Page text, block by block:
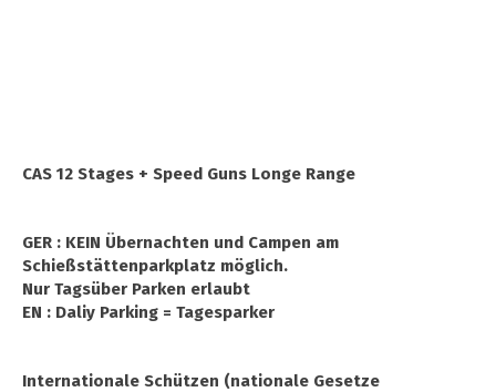
CAS 12 Stages + Speed Guns Longe Range
GER : KEIN Übernachten und Campen am
Schießstättenparkplatz möglich.
Nur Tagsüber Parken erlaubt
EN : Daliy Parking = Tagesparker
Internationale Schützen (nationale Gesetze